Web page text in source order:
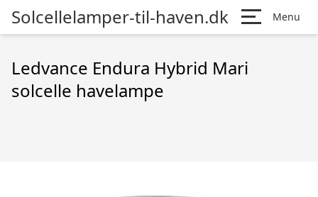
Solcellelamper-til-haven.dk Menu
Ledvance Endura Hybrid Mari
solcelle havelampe